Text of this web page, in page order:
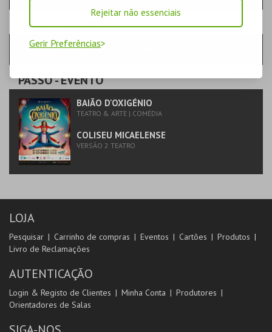
Rejeitar não essenciais
Gerir Preferências
PASSO- SESSÃO
DOMINGO | 27 SET 2026 | 15:00
PASSO- EVENTO
BAIÃO D'OXIGÉNIO
TEATRO & ARTE | COMÉDIA
COLISEU MICAELENSE
VERSÃO 2 TEATRO
LOJA
Pesquisar Carrinho de compras Eventos Cartões
Produtos
Livro de Reclamações
AUTENTICAÇÃO
Login & Registo de Clientes Minha Conta
Produtores
Orientadores de Salas